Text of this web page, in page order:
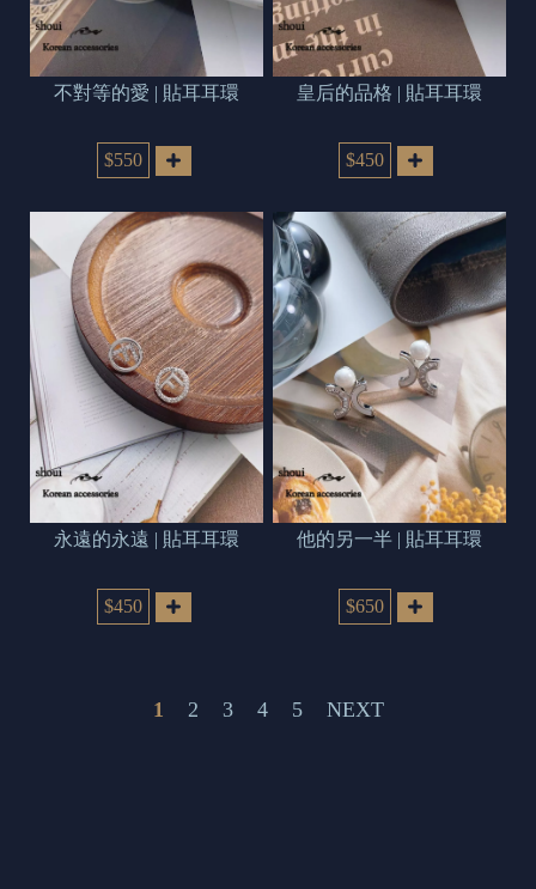
不對等的愛 | 貼耳耳環
$550
皇后的品格 | 貼耳耳環
$450
永遠的永遠 | 貼耳耳環
$450
他的另一半 | 貼耳耳環
$650
1 2 3 4 5